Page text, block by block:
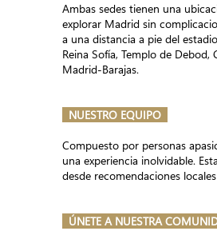
Ambas sedes tienen una
explorar Madrid sin
a una distancia a pie del
Reina Sofía, Templo de
Madrid-Barajas.
NUESTRO EQUIPO
Compuesto por personas
una experiencia inolvidable.
desde recomendaciones
ÚNETE A NUESTRA